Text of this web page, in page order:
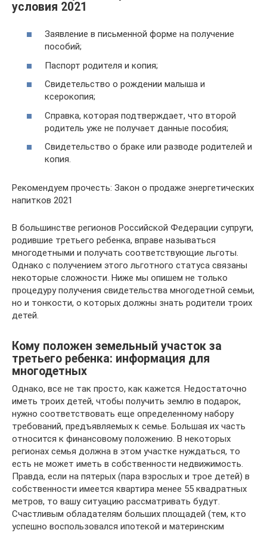
условия 2021
Заявление в письменной форме на получение
пособий;
Паспорт родителя и копия;
Свидетельство о рождении малыша и
ксерокопия;
Справка, которая подтверждает, что второй
родитель уже не получает данные пособия;
Свидетельство о браке или разводе родителей и
копия.
Рекомендуем прочесть: Закон о продаже энергетических
напитков 2021
В большинстве регионов Российской Федерации супруги,
родившие третьего ребенка, вправе называться
многодетными и получать соответствующие льготы.
Однако с получением этого льготного статуса связаны
некоторые сложности. Ниже мы опишем не только
процедуру получения свидетельства многодетной семьи,
но и тонкости, о которых должны знать родители троих
детей.
Кому положен земельный участок за
третьего ребенка: информация для
многодетных
Однако, все не так просто, как кажется. Недостаточно
иметь троих детей, чтобы получить землю в подарок,
нужно соответствовать еще определенному набору
требований, предъявляемых к семье. Большая их часть
относится к финансовому положению. В некоторых
регионах семья должна в этом участке нуждаться, то
есть не может иметь в собственности недвижимость.
Правда, если на пятерых (пара взрослых и трое детей) в
собственности имеется квартира менее 55 квадратных
метров, то вашу ситуацию рассматривать будут.
Счастливым обладателям больших площадей (тем, кто
успешно воспользовался ипотекой и материнским